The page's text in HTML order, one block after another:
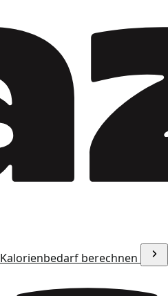
Kalorienbedarf berechnen